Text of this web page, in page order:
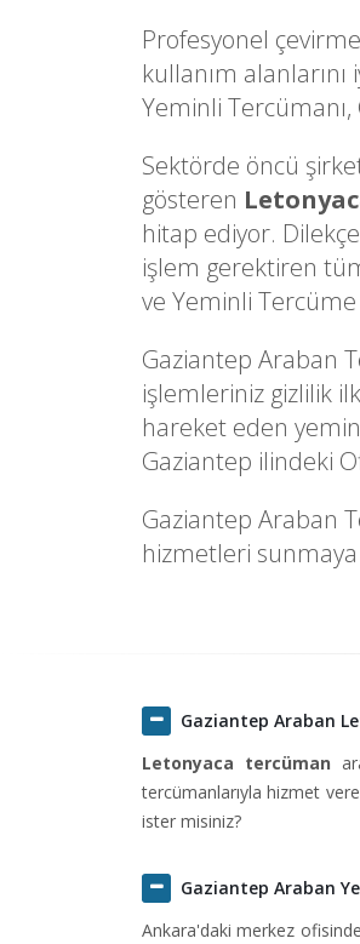
Profesyonel
kullanım
Yeminli
Sektörde öncü
gösteren
hitap ediyor.
işlem gerektiren
ve Yeminli
Gaziantep Araban
işlemleriniz gizlilik
hareket eden
Gaziantep ilindeki
Gaziantep Araban
hizmetleri
Gaziantep Araban
Letonyaca tercüman
tercümanlarıyla hizmet
ister misiniz?
Gaziantep Araban
Ankara'daki merkez